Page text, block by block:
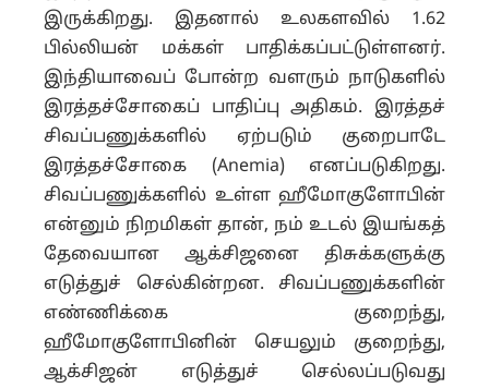
இருக்கிறது. இதனால் உலகளவில் 1.62
பில்லியன் மக்கள் பாதிக்கப்பட்டுள்ளனர்.
இந்தியாவைப் போன்ற வளரும் நாடுகளில்
இரத்தச்சோகைப் பாதிப்பு அதிகம். இரத்தச்
சிவப்பணுக்களில் ஏற்படும் குறைபாடே
இரத்தச்சோகை (Anemia) எனப்படுகிறது.
சிவப்பணுக்களில் உள்ள ஹீமோகுளோபின்
என்னும் நிறமிகள் தான், நம் உடல் இயங்கத்
தேவையான ஆக்சிஜனை திசுக்களுக்கு
எடுத்துச் செல்கின்றன. சிவப்பணுக்களின்
எண்ணிக்கை குறைந்து,
ஹீமோகுளோபினின் செயலும் குறைந்து,
ஆக்சிஜன் எடுத்துச் செல்லப்படுவது